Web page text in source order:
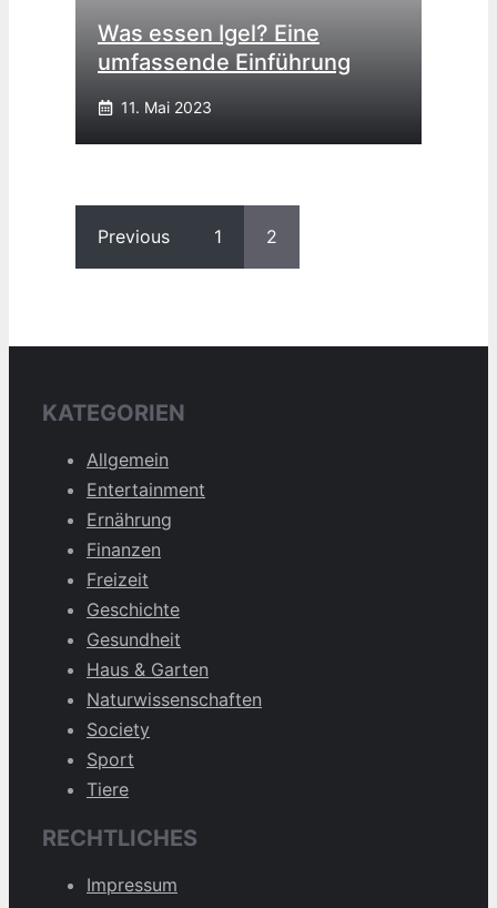
Was essen Igel? Eine
umfassende Einführung
11. Mai 2023
Previous 1 2
KATEGORIEN
Allgemein
Entertainment
Ernährung
Finanzen
Freizeit
Geschichte
Gesundheit
Haus & Garten
Naturwissenschaften
Society
Sport
Tiere
RECHTLICHES
Impressum